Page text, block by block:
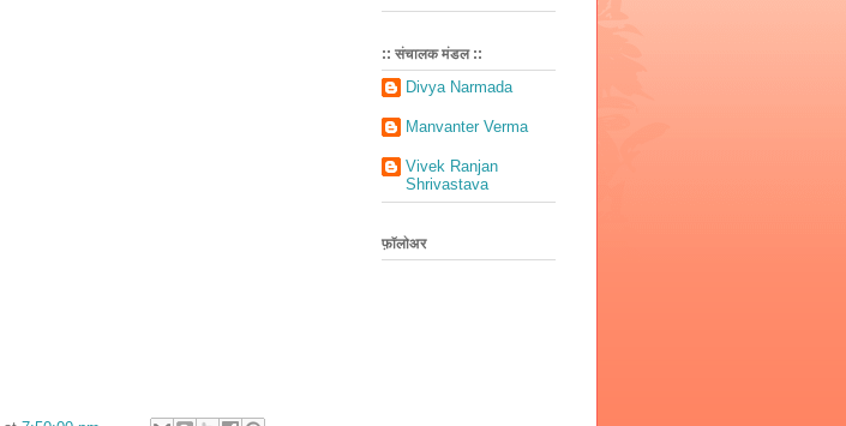
:: संचालक मंडल ::
Divya Narmada
Manvanter Verma
Vivek Ranjan
Shrivastava
फ़ॉलोअर